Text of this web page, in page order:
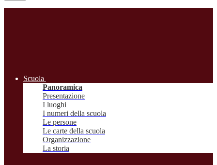
Scuola
Panoramica
Presentazione
I luoghi
I numeri della scuola
Le persone
Le carte della scuola
Organizzazione
La storia